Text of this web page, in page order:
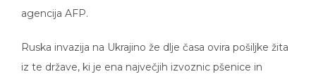
agencija AFP.
Ruska invazija na Ukrajino že dlje časa ovira pošiljke žita
iz te države, ki je ena največjih izvoznic pšenice in